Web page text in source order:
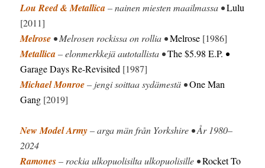
Lou Reed & Metallica– nainen miesten maailmassa •Lulu
[2011]
Melrose • Melrosen rockissa on rollia •Melrose [1986]
Metallica– elonmerkkejä autotallista •The $5.98 E.P. •
Garage Days Re-Revisited [1987]
Michael Monroe– jengi soittaa sydämestä •One Man
Gang [2019]
New Model Army– arga män från Yorkshire • År 1980–
2024
Ramones– rockia ulkopuolisilta ulkopuolisille •Rocket To